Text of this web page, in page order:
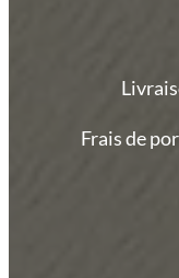
Frais de